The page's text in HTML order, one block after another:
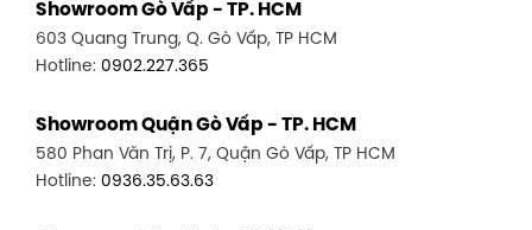
Showroom Gò Vấp - TP. HCM
603 Quang Trung, Q. Gò Vấp, TP HCM
Hotline: 0902.227.365
Showroom Quận Gò Vấp - TP. HCM
580 Phan Văn Trị, P. 7, Quận Gò Vấp, TP HCM
Hotline: 0936.35.63.63